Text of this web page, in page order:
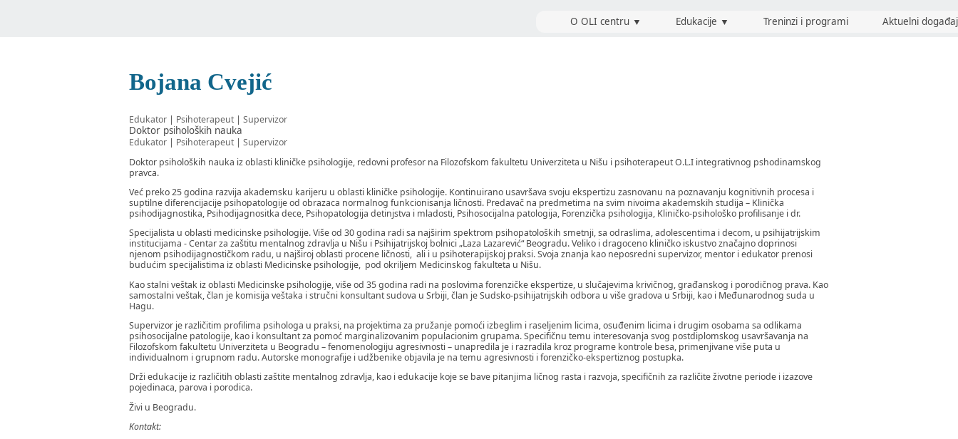
Bojana Cvejić
Edukator | Psihoterapeut|Supervizor
Doktor psiholoških nauka
Edukator | Psihoterapeut|Supervizor
Doktor psiholoških nauka iz oblasti kliničke psihologije, redovni profesor na Filozofskom fakultetu Univerziteta u Nišu i psihoterapeut O.L.I integrativnog pshodinamskog
pravca.
Već preko 25 godina razvija akademsku karijeru u oblasti kliničke psihologije. Kontinuirano usavršava svoju ekspertizu zasnovanu na poznavanju kognitivnih procesa i
suptilne diferencijacije psihopatologije od obrazaca normalnog funkcionisanja ličnosti. Predavač na predmetima na svim nivoima akademskih studija – Klinička
psihodijagnostika, Psihodijagnositka dece, Psihopatologija detinjstva i mladosti, Psihosocijalna patologija, Forenzička psihologija, Kliničko-psihološko profilisanje i dr.
Specijalista u oblasti medicinske psihologije. Više od 30 godina radi sa najširim spektrom psihopatoloških smetnji, sa odraslima, adolescentima i decom, u psihijatrijskim
institucijama - Centar za zaštitu mentalnog zdravlja u Nišu i Psihijatrijskoj bolnici „Laza Lazarević“ Beogradu. Veliko i dragoceno kliničko iskustvo značajno doprinosi
njenom psihodijagnostičkom radu, u najširoj oblasti procene ličnosti, ali i u psihoterapijskoj praksi. Svoja znanja kao neposredni supervizor, mentor i edukator prenosi
budućim specijalistima iz oblasti Medicinske psihologije, pod okriljem Medicinskog fakulteta u Nišu.
Kao stalni veštak iz oblasti Medicinske psihologije, više od 35 godina radi na poslovima forenzičke ekspertize, u slučajevima krivičnog, građanskog i porodičnog prava. Kao
samostalni veštak, član je komisija veštaka i stručni konsultant sudova u Srbiji, član je Sudsko-psihijatrijskih odbora u više gradova u Srbiji, kao i Međunarodnog suda u
Hagu.
Supervizor je različitim profilima psihologa u praksi, na projektima za pružanje pomoći izbeglim i raseljenim licima, osuđenim licima i drugim osobama sa odlikama
psihosocijalne patologije, kao i konsultant za pomoć marginalizovanim populacionim grupama. Specifičnu temu interesovanja svog postdiplomskog usavršavanja na
Filozofskom fakultetu Univerziteta u Beogradu – fenomenologiju agresivnosti – unapredila je i razradila kroz programe kontrole besa, primenjivane više puta u
individualnom i grupnom radu. Autorske monografije i udžbenike objavila je na temu agresivnosti i forenzičko-ekspertiznog postupka.
Drži edukacije iz različitih oblasti zaštite mentalnog zdravlja, kao i edukacije koje se bave pitanjima ličnog rasta i razvoja, specifičnih za različite životne periode i izazove
pojedinaca, parova i porodica.
Živi u Beogradu.
Kontakt:
O OLI centru ▼ Edukacije ▼ Treninzi i programi Aktuelni